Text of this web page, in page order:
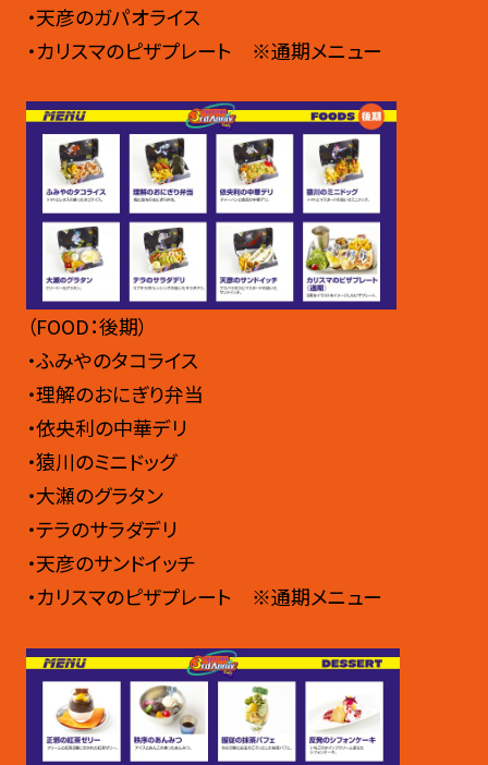
・天彦のガパオライス
・カリスマのピザプレート ※通期メニュー
（FOOD：後期）
・ふみやのタコライス
・理解のおにぎり弁当
・依央利の中華デリ
・猿川のミニドッグ
・大瀬のグラタン
・テラのサラダデリ
・天彦のサンドイッチ
・カリスマのピザプレート ※通期メニュー